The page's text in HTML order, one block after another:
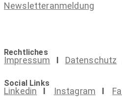
Newsletteranmeldung
Rechtliches
Impressum I Datenschutz
Social Links
Linkedin I Instagram I